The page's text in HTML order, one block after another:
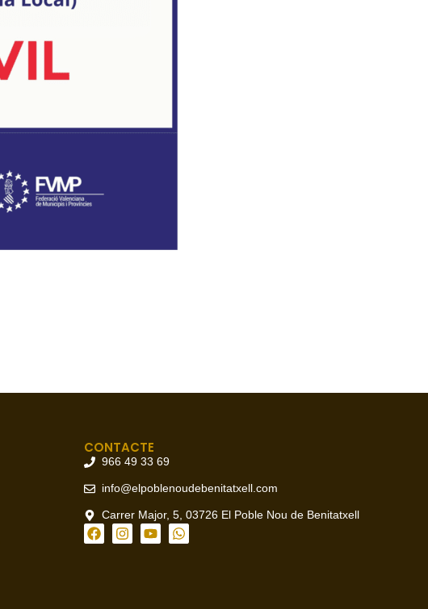
CONTACTE
966 49 33 69
info@elpoblenoudebenitatxell.com
Carrer Major, 5, 03726 El Poble Nou de Benitatxell